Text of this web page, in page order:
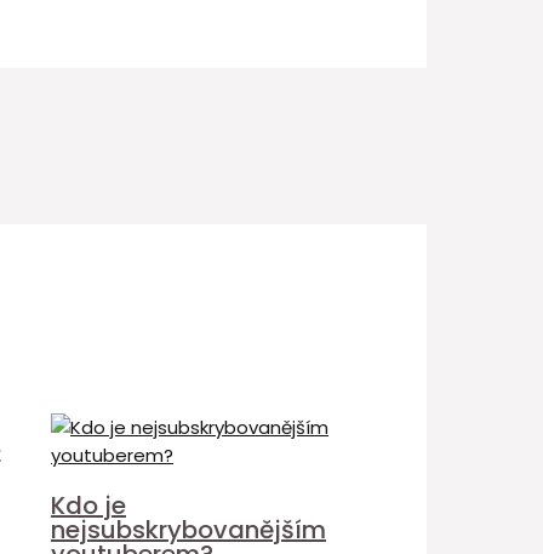
Kdo je
nejsubskrybovanějším